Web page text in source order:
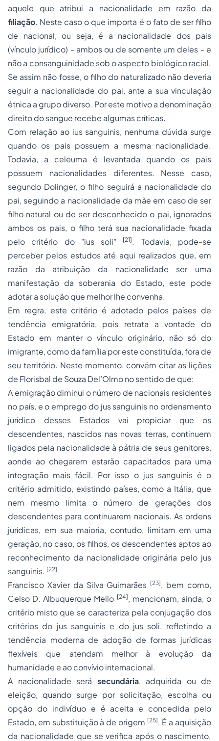
aquele que atribui a nacionalidade em razão da
filiação. Neste caso o que importa é o fato de ser filho
de nacional, ou seja, é a nacionalidade dos pais
(vínculo jurídico) - ambos ou de somente um deles - e
não a consanguinidade sob o aspecto biológico racial.
Se assim não fosse, o filho do naturalizado não deveria
seguir a nacionalidade do pai, ante a sua vinculação
étnica a grupo diverso. Por este motivo a denominação
direito do sangue recebe algumas críticas.
Com relação ao ius sanguinis, nenhuma dúvida surge
quando os pais possuem a mesma nacionalidade.
Todavia, a celeuma é levantada quando os pais
possuem nacionalidades diferentes. Nesse caso,
segundo Dolinger, o filho seguirá a nacionalidade do
pai, seguindo a nacionalidade da mãe em caso de ser
filho natural ou de ser desconhecido o pai, ignorados
ambos os pais, o filho terá sua nacionalidade fixada
pelo critério do "ius soli"
[21]. Todavia, pode-se
perceber pelos estudos até aqui realizados que, em
razão da atribuição da nacionalidade ser uma
manifestação da soberania do Estado, este pode
adotar a solução que melhor lhe convenha.
Em regra, este critério é adotado pelos países de
tendência emigratória, pois retrata a vontade do
Estado em manter o vínculo originário, não só do
imigrante, como da família por este constituída, fora de
seu território. Neste momento, convém citar as lições
de Florisbal de Souza Del’Olmo no sentido de que:
A emigração diminui o número de nacionais residentes
no país, e o emprego do jus sanguinis no ordenamento
jurídico desses Estados vai propiciar que os
descendentes, nascidos nas novas terras, continuem
ligados pela nacionalidade à pátria de seus genitores,
aonde ao chegarem estarão capacitados para uma
integração mais fácil. Por isso o jus sanguinis é o
critério admitido, existindo países, como a Itália, que
nem mesmo limita o número de gerações dos
descendentes para continuarem nacionais. As ordens
jurídicas, em sua maioria, contudo, limitam em uma
geração, no caso, os filhos, os descendentes aptos ao
reconhecimento da nacionalidade originária pelo jus
sanguinis. [22]
Francisco Xavier da Silva Guimarães [23], bem como,
Celso D. Albuquerque Mello [24], mencionam, ainda, o
critério misto que se caracteriza pela conjugação dos
critérios do jus sanguinis e do jus soli, refletindo a
tendência moderna de adoção de formas jurídicas
flexíveis que atendam melhor à evolução da
humanidade e ao convívio internacional.
A nacionalidade será secundária, adquirida ou de
eleição, quando surge por solicitação, escolha ou
opção do indivíduo e é aceita e concedida pelo
Estado, em substituição à de origem [25]. É a aquisição
da nacionalidade que se verifica após o nascimento.